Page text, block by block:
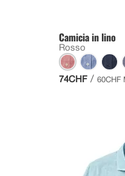
Camicia in lino
Rosso
74CHF / 60CHF